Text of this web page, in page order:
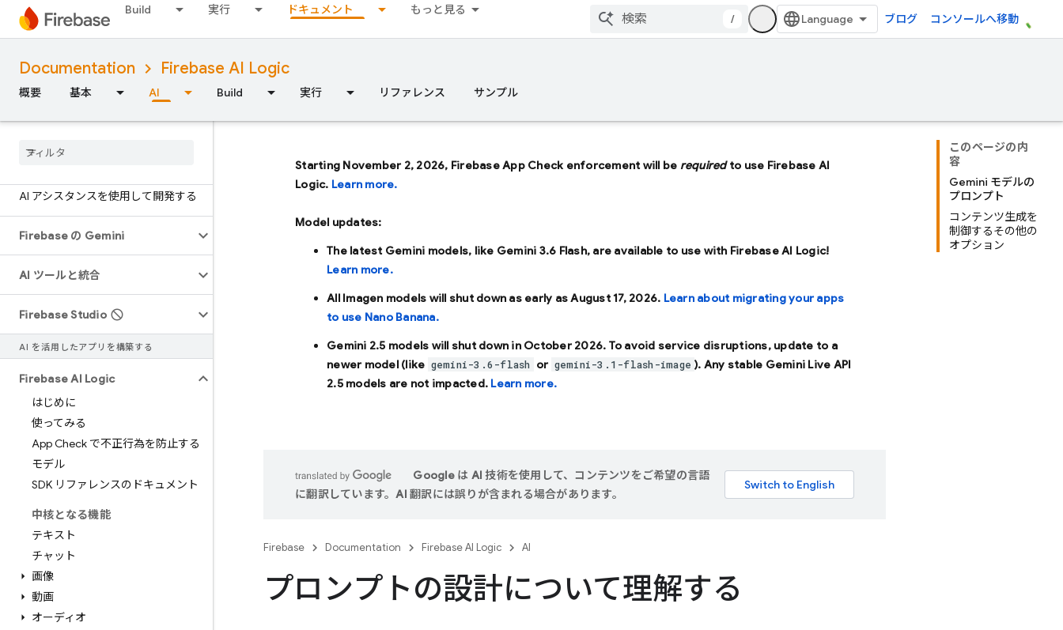
Build 実行 ドキュメント もっと見る
/ ブログ コンソールへ移動
Documentation Firebase AI Logic
概要 基本 AI Build 実行 リファレンス サンプル
AI アシスタンスを使用して開発する
Firebase の Gemini
AI ツールと統合
Firebase Studio
AI を活用したアプリを構築する
Firebase AI Logic
はじめに
使ってみる
App Check で不正行為を防止する
モデル
SDK リファレンスのドキュメント
中核となる機能
テキスト
チャット
画像
動画
オーディオ
このページの内
容
Gemini モデルの
プロンプト
コンテンツ生成を
制御するその他の
オプション
Starting November 2, 2026, Firebase App Check enforcement will be requiredto use Firebase AI
Logic. Learn more.
Model updates:
The latest Gemini models, like Gemini 3.6 Flash, are available to use with Firebase AI Logic!
Learn more.
All Imagen models will shut down as early asAugust 17, 2026. Learn about migrating your apps
to use Nano Banana.
Gemini 2.5 models will shut down in October 2026. To avoid service disruptions, update to a
newer model (like gemini-3.6-flash or gemini-3.1-flash-image ). Any stable Gemini Live API
2.5 models are not impacted. Learn more.
Google は AI 技術を使用して、コンテンツをご希望の言語
に翻訳しています。AI 翻訳には誤りが含まれる場合があります。
Firebase Documentation Firebase AI Logic AI
プロンプトの設計について理解する